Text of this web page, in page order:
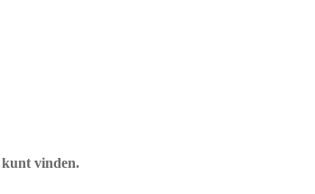
kunt vinden.